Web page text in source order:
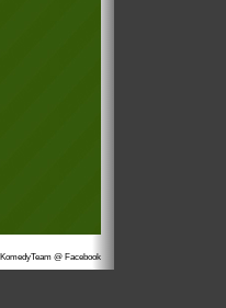
KomedyTeam @ Facebook